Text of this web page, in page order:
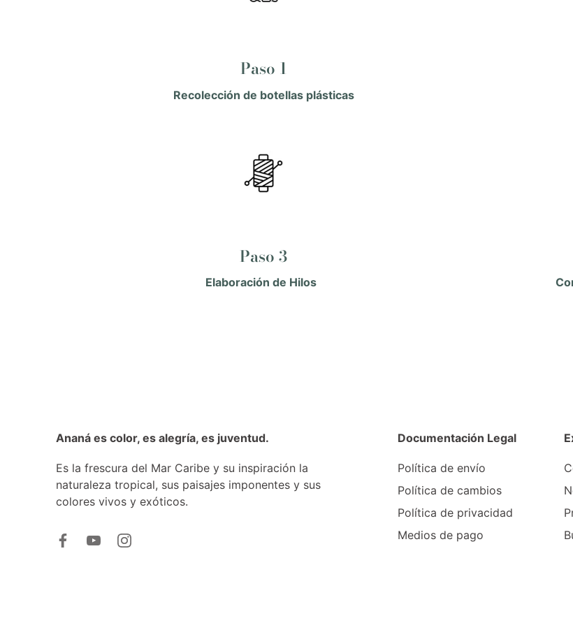
Paso 1
Recolección de botellas plásticas
Paso 3
Elaboración de Hilos
Ananá es color, es alegría, es juventud.
Es la frescura del Mar Caribe y su inspiración la
naturaleza tropical, sus paisajes imponentes y sus
colores vivos y exóticos.
Documentación Legal
Política de envío
Política de cambios
Política de privacidad
Medios de pago